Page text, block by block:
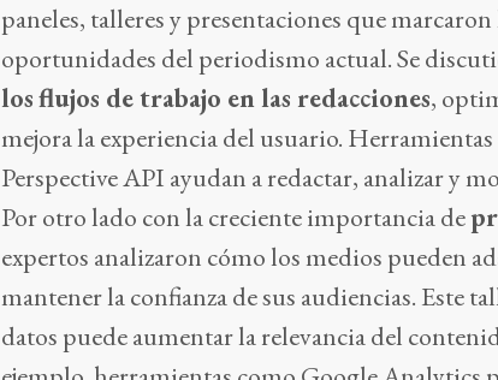
paneles, talleres y presentaciones que
oportunidades del periodismo actual. Se
losflujos de trabajo en las redacciones,
mejora la experiencia del usuario.
Perspective API ayudan a redactar, analizar y
Por otro lado con la creciente importancia de
expertos analizaron cómo los medios pueden
mantener la confianza de sus audiencias. Este
datos puede aumentar la relevancia del